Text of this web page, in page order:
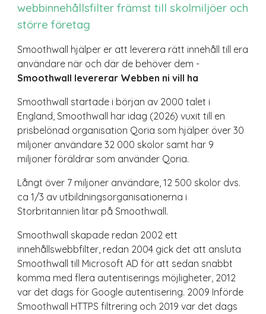
webbinnehållsfilter främst till skolmiljöer och
större företag
Smoothwall hjälper er att leverera rätt innehåll till era
användare när och där de behöver dem -
Smoothwall levererar Webben ni vill ha
Smoothwall startade i början av 2000 talet i
England, Smoothwall har idag (2026) vuxit till en
prisbelönad organisation Qoria som hjälper över30
miljoner användare32 000 skolor samt har 9
miljoner föräldrar som använder Qoria.
Långt över 7 miljoner användare, 12 500 skolor dvs.
ca 1/3 av utbildningsorganisationerna i
Storbritannien litar på Smoothwall.
Smoothwall skapade redan 2002 ett
innehållswebbfilter, redan 2004 gick det att ansluta
Smoothwall till Microsoft AD för att sedan snabbt
komma med flera autentiserings möjligheter, 2012
var det dags för Google autentisering. 2009 Införde
Smoothwall HTTPS filtrering och 2019 var det dags